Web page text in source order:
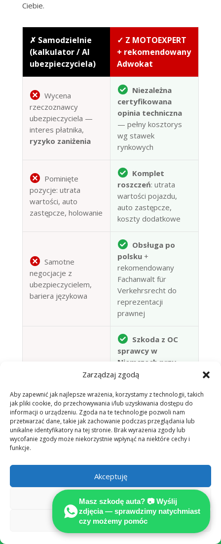
Zarządzaj zgodą
Aby zapewnić jak najlepsze wrażenia, korzystamy z technologii, takich
jak pliki cookie, do przechowywania i/lub uzyskiwania dostępu do
informacji o urządzeniu. Zgoda na te technologie pozwoli nam
przetwarzać dane, takie jak zachowanie podczas przeglądania lub
unikalne identyfikatory na tej stronie. Brak wyrażenia zgody lub
wycofanie zgody może niekorzystnie wpłynąć na niektóre cechy i
funkcje.
Akceptuję
Odmów
Zobacz preferencje
Ciebie.
✗ Samodzielnie
(kalkulator / AI
ubezpieczyciela)
✓ Z MOTOEXPERT
+ rekomendowany
Adwokat
Wycena
rzeczoznawcy
ubezpieczyciela —
interes płatnika,
ryzyko zaniżenia
Niezależna
certyfikowana
opinia techniczna
— pełny kosztorys
wg stawek
rynkowych
Pominięte
pozycje: utrata
wartości, auto
zastępcze, holowanie
Komplet
roszczeń: utrata
wartości pojazdu,
auto zastępcze,
koszty dodatkowe
Samotne
negocjacje z
ubezpieczycielem,
bariera językowa
Obsługa po
polsku+
rekomendowany
Fachanwalt für
Verkehrsrecht do
reprezentacji
prawnej
za Tobą w sądzie —
koszt błędu
ponosisz Ty
Szkoda z OC
sprawcy w
Niemczech przy
jednoznacznej
uzasadnione koszty
rzeczoznawcy co
do zasady pokrywa
ubezpieczyciel
sprawcy (§ 249
📷 Zgłoś szkodę przez WhatsApp —
bezpłatna wstępna ocena

Masz szkodę auta? 📷 Wyślij
zdjęcia — sprawdzimy natychmiast
czy możemy pomóc